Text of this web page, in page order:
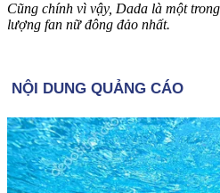
Cũng chính vì vậy, Dada là một
lượng fan nữ đông đảo nhất.